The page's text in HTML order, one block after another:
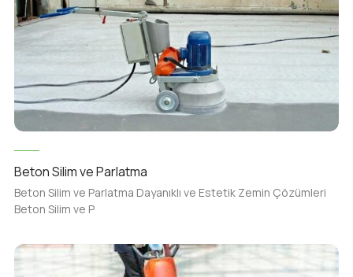
Beton Silim ve Parlatma
Beton Silim ve Parlatma Dayanıklı ve Estetik Zemin Çözümleri
Beton Silim ve P